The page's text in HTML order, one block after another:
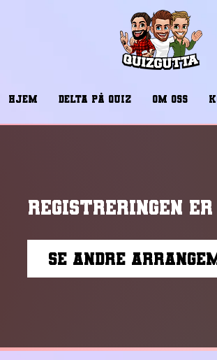
HJEM DELTA PÅ QUIZ OM OSS
Registreringen
Se andre